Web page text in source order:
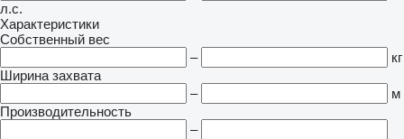
л.с.
Характеристики
Собственный вес
–
кг
Ширина захвата
–
м
Производительность
–